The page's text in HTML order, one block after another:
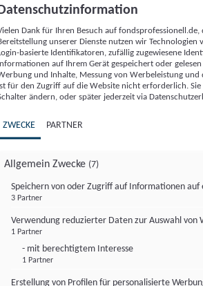
und Inhalte, Messung von Werbeleistung
Inhalten sowie Zielgruppenforschung.
ähnliche Online-Kennungen (z. B. login-
generierte Kennungen,
können zusammen mit anderen
und Browserinformationen,
unterstützte Technologien usw.) auf
oder von dort ausgelesen werden, um es
wenn es eine App oder einer Webseite
einen oder mehrere der hier aufgeführten
Datenschutzinformation
Dank für Ihren Besuch auf
unserer Dienste nutzen wir Technologien
basierte Identifikatoren, zufällig zugewiesene
auf Ihrem Gerät gespeichert oder
und Inhalte, Messung von Werbeleistung
für den Zugriff auf die Website nicht erforderlich.
ändern, oder später jederzeit via
ZWECKE PARTNER
Allgemein Zwecke (7)
Speichern von oder Zugriff auf Informationen auf
3 Partner
Verwendung reduzierter Daten zur Auswahl von
1 Partner
- mit berechtigtem Interesse
1 Partner
Erstellung von Profilen für personalisierte